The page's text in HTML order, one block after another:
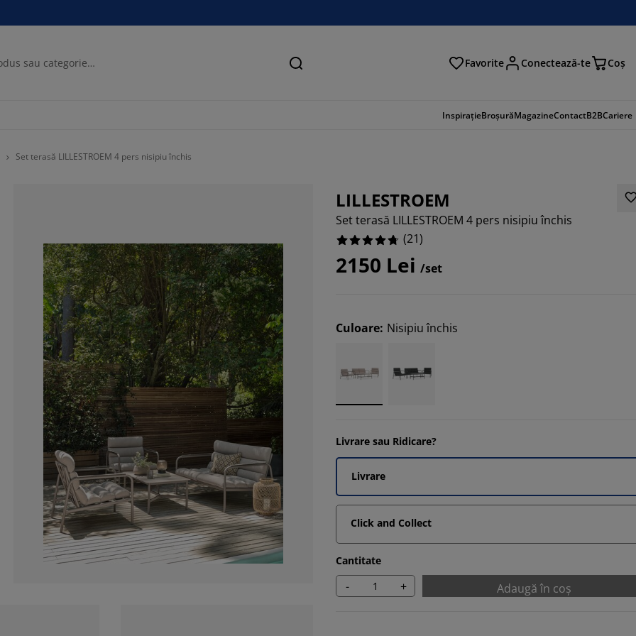
Căutare Favorite Conectează-te Coş
InspirațieBroșurăMagazineContactB2BCariere
Set terasă LILLESTROEM 4 pers nisipiu închis
LILLESTROEM
Set terasă LILLESTROEM 4 pers nisipiu închis
(21)
2150 Lei /set
Culoare: Nisipiu închis
Livrare sau Ridicare?
Livrare
Click and Collect
Cantitate
- + Adaugă în coș
85.71428571428571%
9.523809523809524%
4.761904761904762%